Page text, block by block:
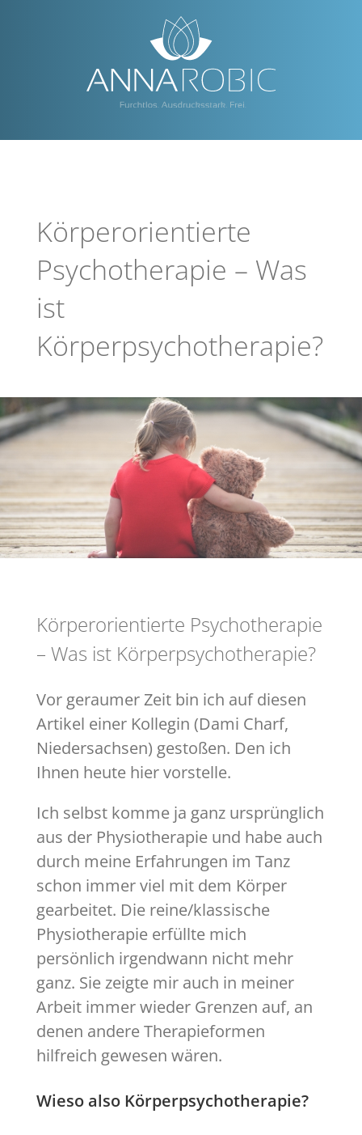
Körperorientierte
Psychotherapie – Was
ist
Körperpsychotherapie?
Körperorientierte Psychotherapie
– Was ist Körperpsychotherapie?
Vor geraumer Zeit bin ich auf diesen
Artikel einer Kollegin (Dami Charf,
Niedersachsen) gestoßen. Den ich
Ihnen heute hier vorstelle.
Ich selbst komme ja ganz ursprünglich
aus der Physiotherapie und habe auch
durch meine Erfahrungen im Tanz
schon immer viel mit dem Körper
gearbeitet. Die reine/klassische
Physiotherapie erfüllte mich
persönlich irgendwann nicht mehr
ganz. Sie zeigte mir auch in meiner
Arbeit immer wieder Grenzen auf, an
denen andere Therapieformen
hilfreich gewesen wären.
Wieso also Körperpsychotherapie?